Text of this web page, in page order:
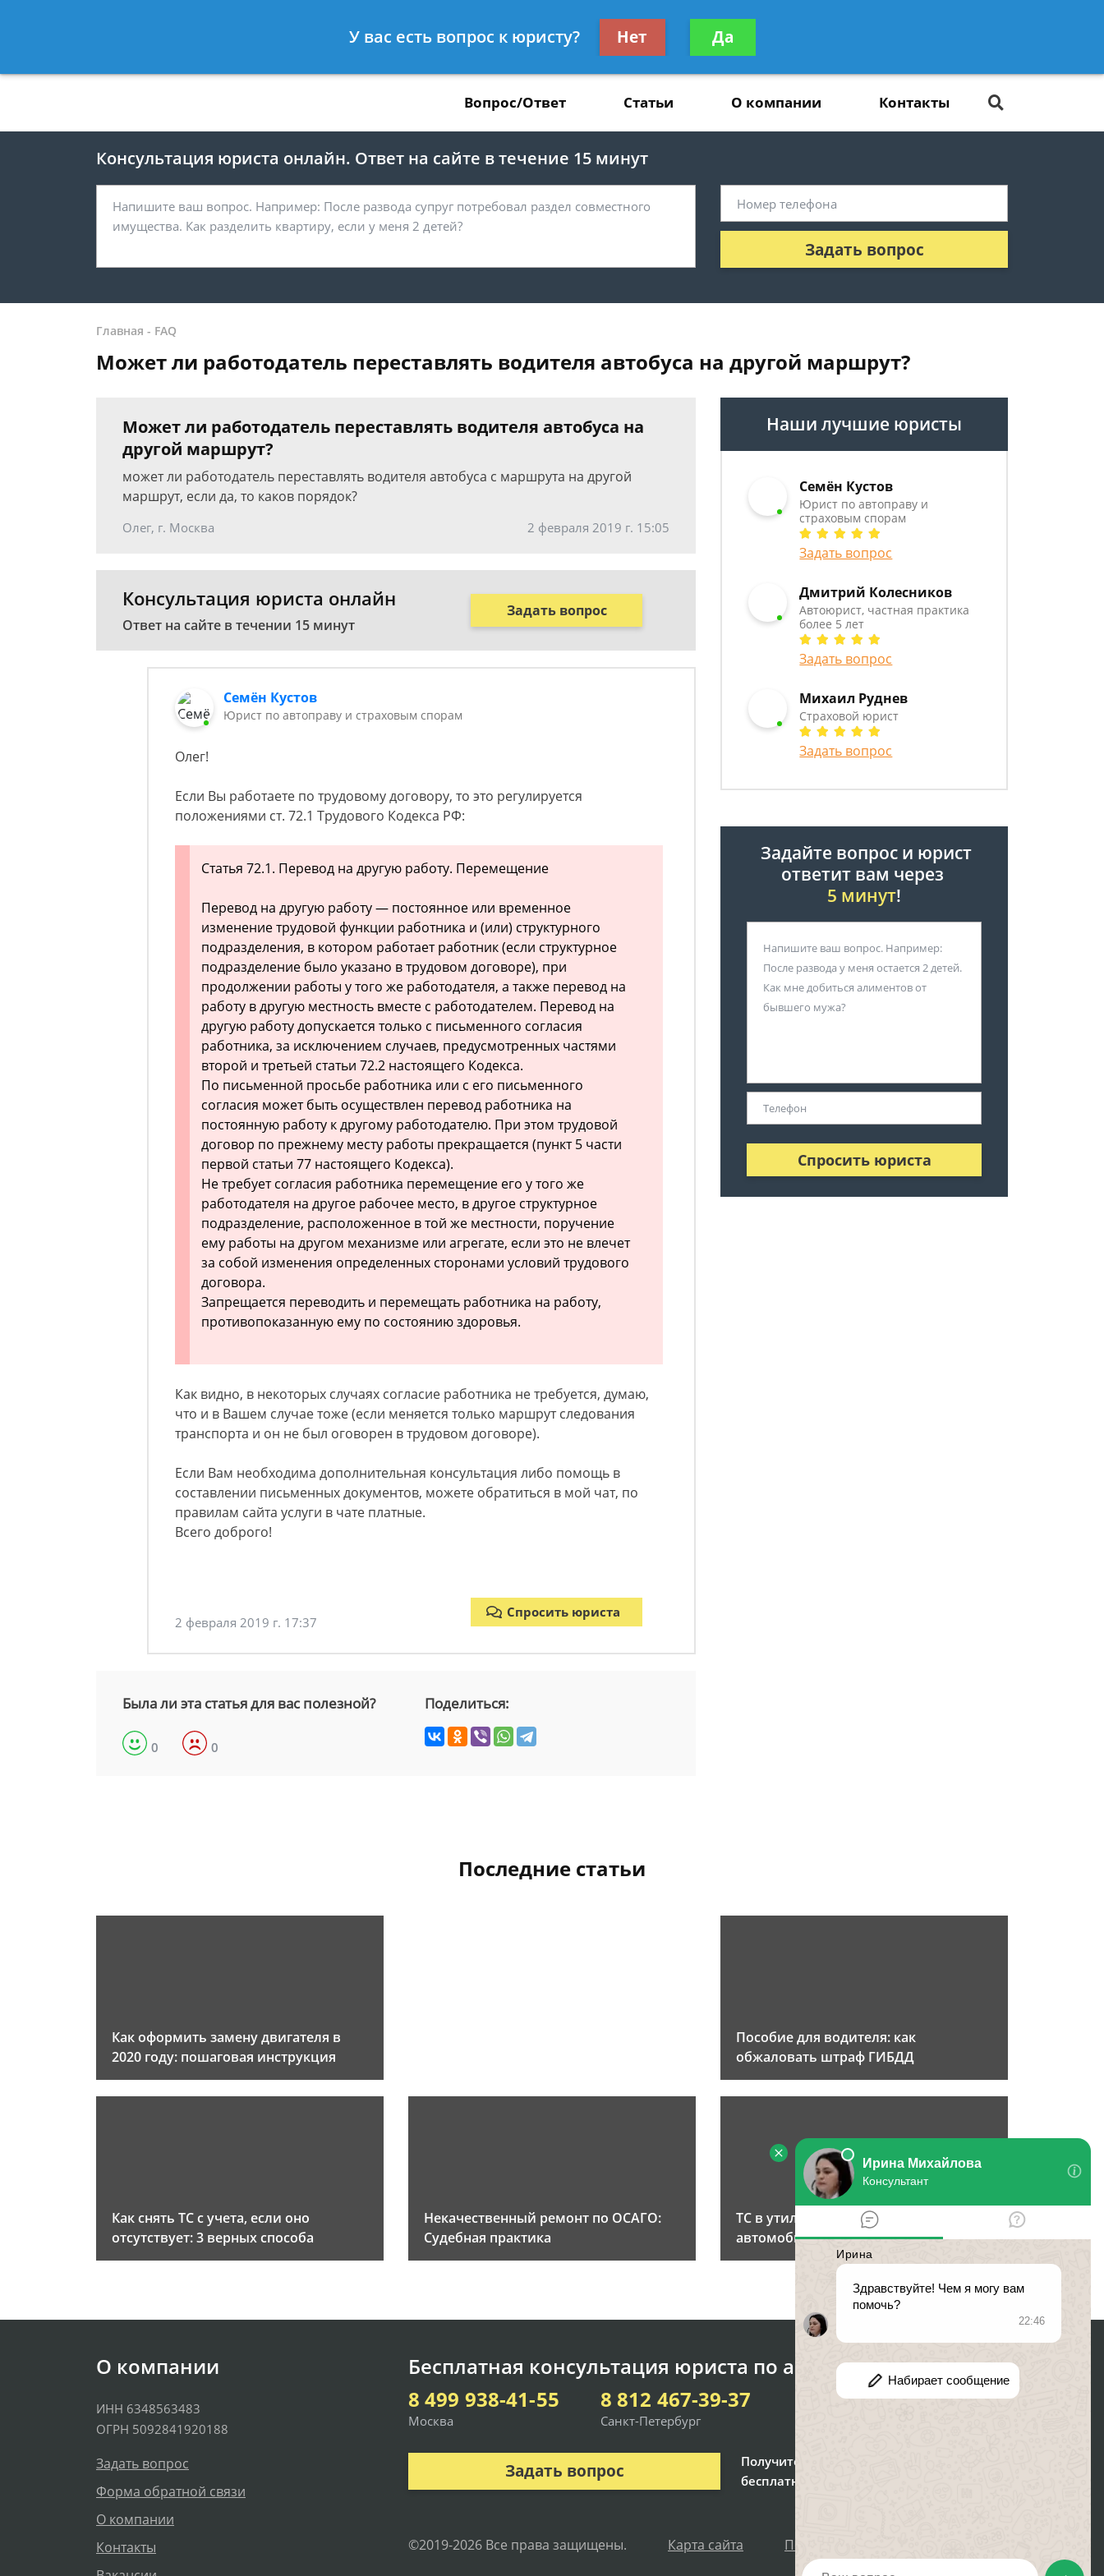
8 812 467-39-37
Получите консультацию
бесплатно
Вопрос/Ответ Статьи О компании Контакты
Консультация юриста онлайн. Ответ на сайте в течение 15 минут
Задать вопрос
Главная - FAQ
Может ли работодатель переставлять водителя автобуса на другой маршрут?
Может ли работодатель переставлять водителя автобуса на
другой маршрут?
может ли работодатель переставлять водителя автобуса с маршрута на другой
маршрут, если да, то каков порядок?
Олег, г. Москва 2 февраля 2019 г. 15:05
Консультация юриста онлайн
Ответ на сайте в течении 15 минут
Задать вопрос
Семён Кустов
Юрист по автоправу и страховым спорам
Олег!
Если Вы работаете по трудовому договору, то это регулируется
положениями ст. 72.1 Трудового Кодекса РФ:
Статья 72.1. Перевод на другую работу. Перемещение
Перевод на другую работу — постоянное или временное
изменение трудовой функции работника и (или) структурного
подразделения, в котором работает работник (если структурное
подразделение было указано в трудовом договоре), при
продолжении работы у того же работодателя, а также перевод на
работу в другую местность вместе с работодателем. Перевод на
другую работу допускается только с письменного согласия
работника, за исключением случаев, предусмотренных частями
второй и третьей статьи 72.2 настоящего Кодекса.
По письменной просьбе работника или с его письменного
согласия может быть осуществлен перевод работника на
постоянную работу к другому работодателю. При этом трудовой
договор по прежнему месту работы прекращается (пункт 5 части
первой статьи 77 настоящего Кодекса).
Не требует согласия работника перемещение его у того же
работодателя на другое рабочее место, в другое структурное
подразделение, расположенное в той же местности, поручение
ему работы на другом механизме или агрегате, если это не влечет
за собой изменения определенных сторонами условий трудового
договора.
Запрещается переводить и перемещать работника на работу,
противопоказанную ему по состоянию здоровья.
Как видно, в некоторых случаях согласие работника не требуется, думаю,
что и в Вашем случае тоже (если меняется только маршрут следования
транспорта и он не был оговорен в трудовом договоре).
Если Вам необходима дополнительная консультация либо помощь в
составлении письменных документов, можете обратиться в мой чат, по
правилам сайта услуги в чате платные.
Всего доброго!
2 февраля 2019 г. 17:37
Спросить юриста
Была ли эта статья для вас полезной?
0 0
Поделиться:
Наши лучшие юристы
Семён Кустов
Юрист по автоправу и
страховым спорам
Задать вопрос
Дмитрий Колесников
Автоюрист, частная практика
более 5 лет
Задать вопрос
Михаил Руднев
Страховой юрист
Задать вопрос
Задайте вопрос и юрист
ответит вам через
5 минут!
Спросить юриста
Последние статьи
Как оформить замену двигателя в
2020 году: пошаговая инструкция
Пособие для водителя: как
обжаловать штраф ГИБДД
Как снять ТС с учета, если оно
отсутствует: 3 верных способа
Некачественный ремонт по ОСАГО:
Судебная практика
ТС в утиль: как утилизировать
автомобиль?
О компании
ИНН 6348563483
ОГРН 5092841920188
Задать вопрос
Форма обратной связи
О компании
Контакты
Бесплатная консультация юриста по автоправу
8 499 938-41-55
Москва
8 812 467-39-37
Санкт-Петербург
Задать вопрос
Получите консультацию
бесплатно
©2019-2026 Все права защищены. Карта сайта Политика персональных данных
У вас есть вопрос к юристу? Нет Да